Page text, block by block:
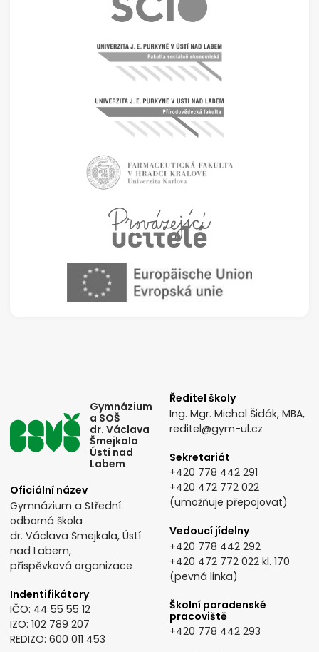
Gymnázium
a SOŠ
dr. Václava
Šmejkala
Ústí nad
Labem
Oficiální název
Gymnázium a Střední
odborná škola
dr. Václava Šmejkala, Ústí
nad Labem,
příspěvková organizace
Indentifikátory
IČO: 44 55 55 12
IZO: 102 789 207
REDIZO: 600 011 453
Ředitel školy
Ing. Mgr. Michal Šidák, MBA,
reditel@gym-ul.cz
Sekretariát
+420 778 442 291
+420 472 772 022
(umožňuje přepojovat)
Vedoucí jídelny
+420 778 442 292
+420 472 772 022 kl. 170
(pevná linka)
Školní poradenské
pracoviště
+420 778 442 293